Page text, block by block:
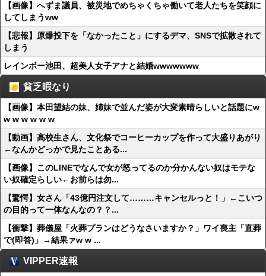
【画像】へずま議員、被災地でめちゃくちゃ働いて老人たちを笑顔に
してしまうww
【悲報】原爆投下を「なかったこと」にするデマ、SNSで拡散されて
しまう
レインボー池田、超美人女子アナと結婚wwwwwww
貧乏暇なり
【画像】本田望結の妹、姉妹で並んだ姿が大変素晴らしいと話題にw
w w w w w w
【動画】高校生さん、文化祭でコーヒーカップを作って大盛りあがり
←なんかどっかで見たことある...
【画像】このLINEでなんで女が怒ってるのか分かんない奴はモテな
い奴確定らしい←お前らは勿...
【驚愕】女さん「43億円注文して………キャンセルっと！」←こいつ
の目的って一体なんなの？？...
【衝撃】葬儀屋「火葬プランはどうなさいますか？」ワイ喪主「直葬
で(即答)」→結果ァw w ...
VIPPER速報